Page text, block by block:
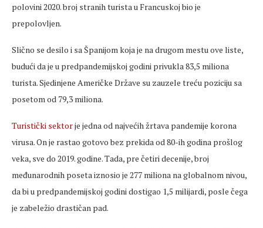
polovini 2020. broj stranih turista u Francuskoj bio je
prepolovljen.
Slično se desilo i sa Španijom koja je na drugom mestu ove liste,
budući da je u predpandemijskoj godini privukla 83,5 miliona
turista. Sjedinjene Američke Države su zauzele treću poziciju sa
posetom od 79,3 miliona.
Turistički sektorje jedna od najvećih žrtava pandemije korona
virusa. On je rastao gotovo bez prekida od 80-ih godina prošlog
veka, sve do 2019. godine. Tada, pre četiri decenije, broj
međunarodnih poseta iznosio je 277 miliona na globalnom nivou,
da bi u predpandemijskoj godini dostigao 1,5 milijardi, posle čega
je zabeležio drastičan pad.